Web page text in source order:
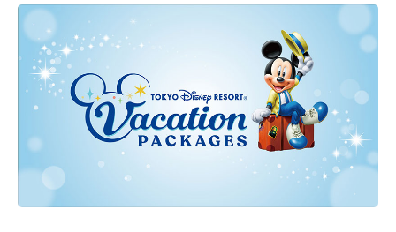
東京ディズニーリゾート・トイ・ストーリーホテル
東京ディズニーセレブレーションホテル